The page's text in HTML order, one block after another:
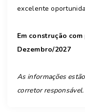
excelente
Em construção
Dezembro/2027
As informações
corretor responsável.